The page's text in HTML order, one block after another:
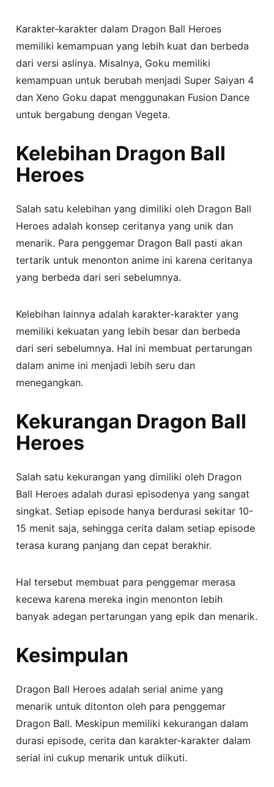
Karakter-karakter dalam Dragon Ball Heroes
memiliki kemampuan yang lebih kuat dan berbeda
dari versi aslinya. Misalnya, Goku memiliki
kemampuan untuk berubah menjadi Super Saiyan 4
dan Xeno Goku dapat menggunakan Fusion Dance
untuk bergabung dengan Vegeta.
Kelebihan Dragon Ball
Heroes
Salah satu kelebihan yang dimiliki oleh Dragon Ball
Heroes adalah konsep ceritanya yang unik dan
menarik. Para penggemar Dragon Ball pasti akan
tertarik untuk menonton anime ini karena ceritanya
yang berbeda dari seri sebelumnya.
Kelebihan lainnya adalah karakter-karakter yang
memiliki kekuatan yang lebih besar dan berbeda
dari seri sebelumnya. Hal ini membuat pertarungan
dalam anime ini menjadi lebih seru dan
menegangkan.
Kekurangan Dragon Ball
Heroes
Salah satu kekurangan yang dimiliki oleh Dragon
Ball Heroes adalah durasi episodenya yang sangat
singkat. Setiap episode hanya berdurasi sekitar 10-
15 menit saja, sehingga cerita dalam setiap episode
terasa kurang panjang dan cepat berakhir.
Hal tersebut membuat para penggemar merasa
kecewa karena mereka ingin menonton lebih
banyak adegan pertarungan yang epik dan menarik.
Kesimpulan
Dragon Ball Heroes adalah serial anime yang
menarik untuk ditonton oleh para penggemar
Dragon Ball. Meskipun memiliki kekurangan dalam
durasi episode, cerita dan karakter-karakter dalam
serial ini cukup menarik untuk diikuti.